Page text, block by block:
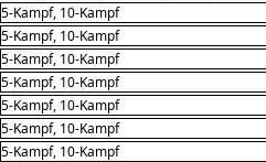
5-Kampf, 10-Kampf
5-Kampf, 10-Kampf
5-Kampf, 10-Kampf
5-Kampf, 10-Kampf
5-Kampf, 10-Kampf
5-Kampf, 10-Kampf
5-Kampf, 10-Kampf